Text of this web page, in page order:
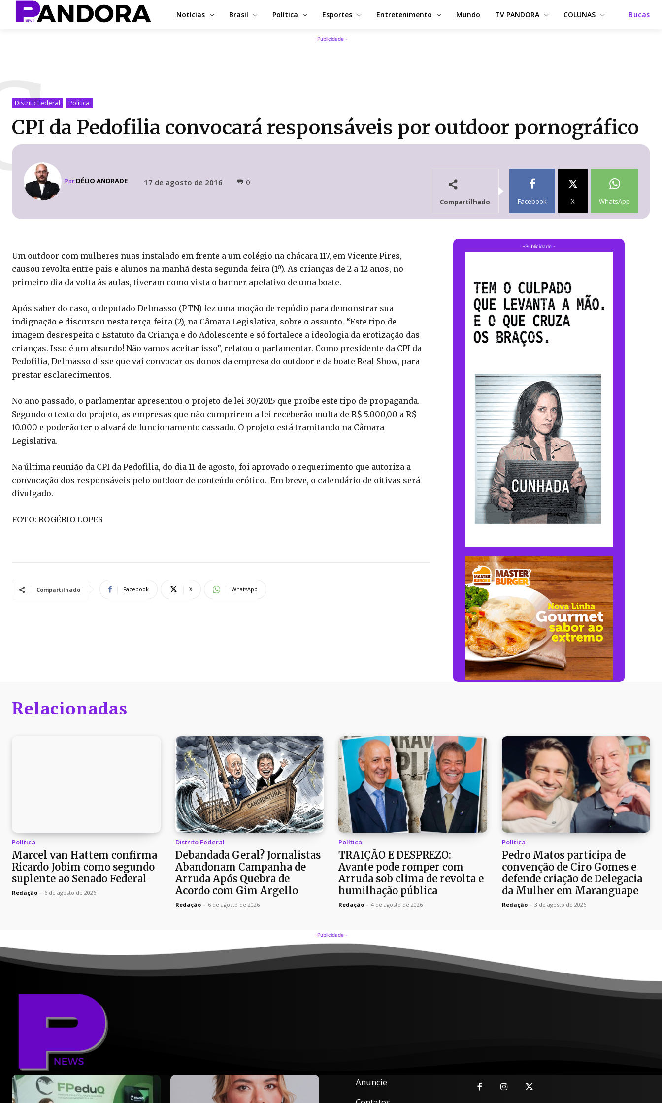
Notícias Brasil Política Esportes Entretenimento Mundo TV PANDORA COLUNAS Bucas
-Publicidade -
Distrito Federal Política
CPI da Pedofilia convocará responsáveis por outdoor pornográfico
Por:DÉLIO ANDRADE 17 de agosto de 2016 0
Compartilhado Facebook X WhatsApp
Um outdoor com mulheres nuas instalado em frente a um colégio na chácara 117, em Vicente Pires,
causou revolta entre pais e alunos na manhã desta segunda-feira (1º). As crianças de 2 a 12 anos, no
primeiro dia da volta às aulas, tiveram como vista o banner apelativo de uma boate.
Após saber do caso, o deputado Delmasso (PTN) fez uma moção de repúdio para demonstrar sua
indignação e discursou nesta terça-feira (2), na Câmara Legislativa, sobre o assunto. “Este tipo de
imagem desrespeita o Estatuto da Criança e do Adolescente e só fortalece a ideologia da erotização das
crianças. Isso é um absurdo! Não vamos aceitar isso”, relatou o parlamentar. Como presidente da CPI da
Pedofilia, Delmasso disse que vai convocar os donos da empresa do outdoor e da boate Real Show, para
prestar esclarecimentos.
No ano passado, o parlamentar apresentou o projeto de lei 30/2015 que proíbe este tipo de propaganda.
Segundo o texto do projeto, as empresas que não cumprirem a lei receberão multa de R$ 5.000,00 a R$
10.000 e poderão ter o alvará de funcionamento cassado. O projeto está tramitando na Câmara
Legislativa.
Na última reunião da CPI da Pedofilia, do dia 11 de agosto, foi aprovado o requerimento que autoriza a
convocação dos responsáveis pelo outdoor de conteúdo erótico. Em breve, o calendário de oitivas será
divulgado.
FOTO: ROGÉRIO LOPES
Compartilhado Facebook X WhatsApp
-Publicidade -
Relacionadas
Política
Marcel van Hattem confirma
Ricardo Jobim como segundo
suplente ao Senado Federal
Redação - 6 de agosto de 2026
Distrito Federal
Debandada Geral? Jornalistas
Abandonam Campanha de
Arruda Após Quebra de
Acordo com Gim Argello
Redação - 6 de agosto de 2026
Política
TRAIÇÃO E DESPREZO:
Avante pode romper com
Arruda sob clima de revolta e
humilhação pública
Redação - 4 de agosto de 2026
Política
Pedro Matos participa de
convenção de Ciro Gomes e
defende criação de Delegacia
da Mulher em Maranguape
Redação - 3 de agosto de 2026
-Publicidade -
Anuncie